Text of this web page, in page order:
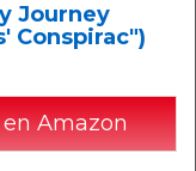
Journey
Conspirac")
Amazon